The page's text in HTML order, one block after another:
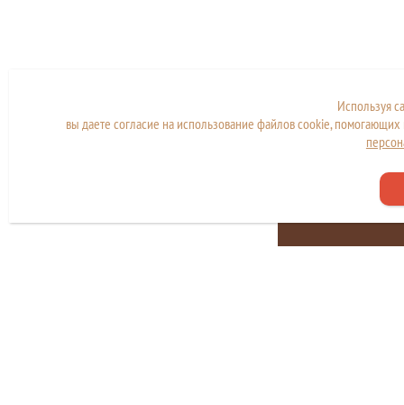
разработки и
Используя
вы даете согласие на использование файлов cookie,